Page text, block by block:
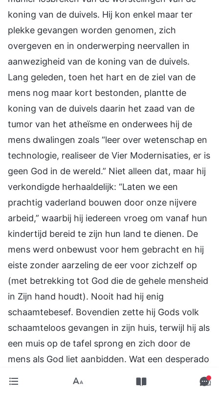
koning van de duivels. Hij kon enkel maar ter
plekke gevangen worden genomen, zich
overgeven en in onderwerping neervallen in
aanwezigheid van de koning van de duivels.
Lang geleden, toen het hart en de ziel van de
mens nog maar kort bestonden, plantte de
koning van de duivels daarin het zaad van de
tumor van het atheïsme en onderwees hij de
mens dwalingen zoals “leer over wetenschap en
technologie, realiseer de Vier Modernisaties, er is
geen God in de wereld.” Niet alleen dat, maar hij
verkondigde herhaaldelijk: “Laten we een
prachtig vaderland bouwen door onze nijvere
arbeid,” waarbij hij iedereen vroeg om vanaf hun
kindertijd bereid te zijn hun land te dienen. De
mens werd onbewust voor hem gebracht en hij
eiste zonder aarzeling de eer voor zichzelf op
(met betrekking tot God die de gehele mensheid
in Zijn hand houdt). Nooit had hij enig
schaamtebesef. Bovendien zette hij Gods volk
schaamteloos gevangen in zijn huis, terwijl hij als
een muis op de tafel sprong en zich door de
mens als God liet aanbidden. Wat een desperado